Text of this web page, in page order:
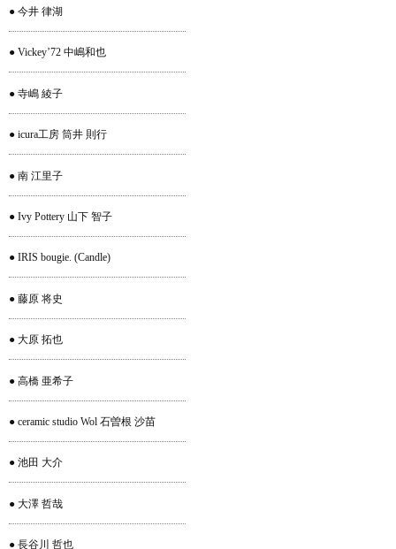
● 今井 律湖
● Vickey’72 中嶋和也
● 寺嶋 綾子
● icura工房 筒井 則行
● 南 江里子
● Ivy Pottery 山下 智子
● IRIS bougie. (Candle)
● 藤原 将史
● 大原 拓也
● 高橋 亜希子
● ceramic studio Wol 石曽根 沙苗
● 池田 大介
● 大澤 哲哉
● 長谷川 哲也